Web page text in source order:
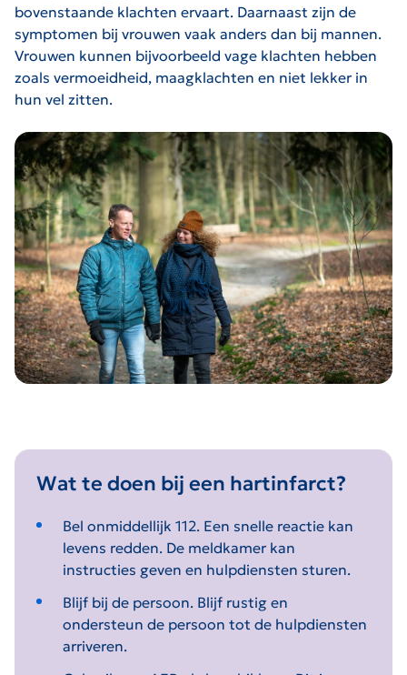
bovenstaande klachten ervaart. Daarnaast zijn de
symptomen bij vrouwen vaak anders dan bij mannen.
Vrouwen kunnen bijvoorbeeld vage klachten hebben
zoals vermoeidheid, maagklachten en niet lekker in
hun vel zitten.
Wat te doen bij een hartinfarct?
Bel onmiddellijk 112. Een snelle reactie kan
levens redden. De meldkamer kan
instructies geven en hulpdiensten sturen.
Blijf bij de persoon. Blijf rustig en
ondersteun de persoon tot de hulpdiensten
arriveren.